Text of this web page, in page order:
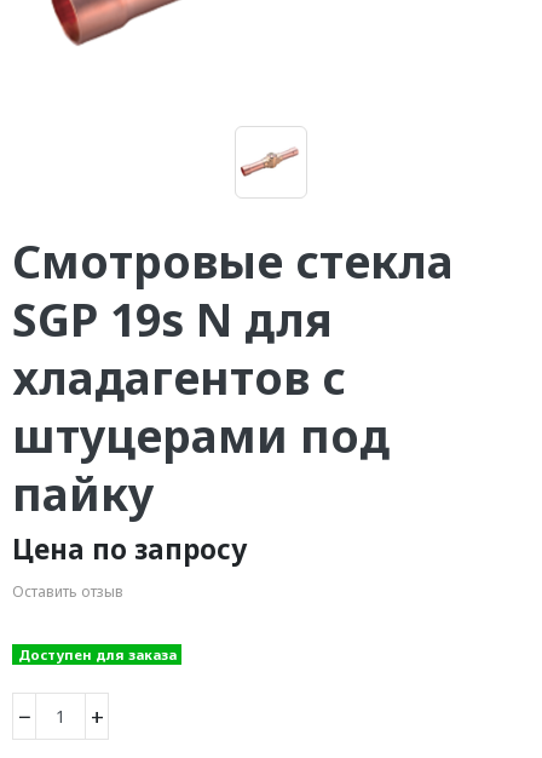
Смотровые стекла
SGP 19s N для
хладагентов с
штуцерами под
пайку
Цена по запросу
Оставить отзыв
Доступен для заказа
− +